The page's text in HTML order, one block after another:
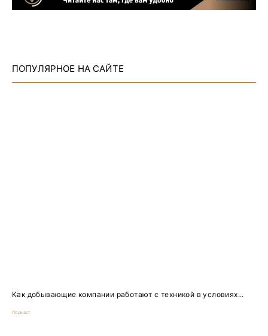
ПОПУЛЯРНОЕ НА САЙТЕ
Как добывающие компании работают с техникой в условиях...
Подкаст